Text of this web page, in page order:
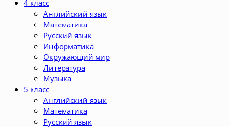
4 класс
Английский язык
Математика
Русский язык
Информатика
Окружающий мир
Литература
Музыка
5 класс
Английский язык
Математика
Русский язык